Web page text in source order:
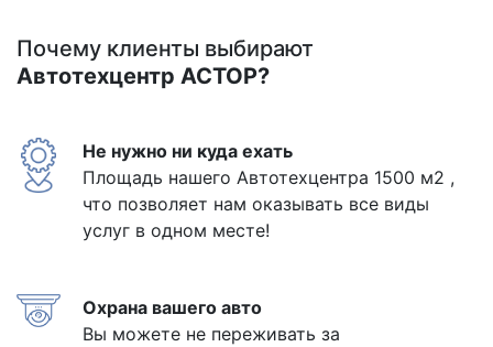
Почему клиенты выбирают
Автотехцентр АСТОР?
Не нужно ни куда ехать
Площадь нашего Автотехцентра 1500 м2 ,
что позволяет нам оказывать все виды
услуг в одном месте!
Охрана вашего авто
Вы можете не переживать за